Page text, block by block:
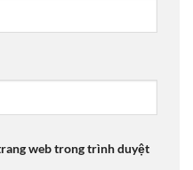
web trong trình duyệt